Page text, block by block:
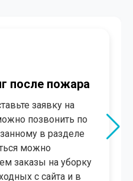
минут менеджер
поможет
уборки после
дату и удобный